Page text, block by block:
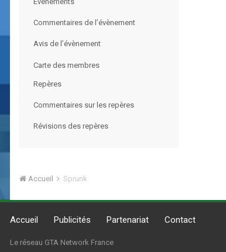
Commentaires de l’évènement
Avis de l’évènement
Carte des membres
Repères
Commentaires sur les repères
Révisions des repères
Accueil Sprunk
Accueil Publicités Partenariat Contact
Le réseau GTA Network France